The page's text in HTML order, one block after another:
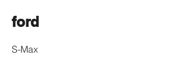
ford
S-Max